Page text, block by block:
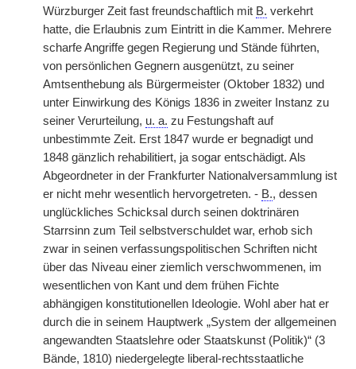
Würzburger Zeit fast freundschaftlich mit B. verkehrt
hatte, die Erlaubnis zum Eintritt in die Kammer. Mehrere
scharfe Angriffe gegen Regierung und Stände führten,
von persönlichen Gegnern ausgenützt, zu seiner
Amtsenthebung als Bürgermeister (Oktober 1832) und
unter Einwirkung des Königs 1836 in zweiter Instanz zu
seiner Verurteilung, u. a. zu Festungshaft auf
unbestimmte Zeit. Erst 1847 wurde er begnadigt und
1848 gänzlich rehabilitiert, ja sogar entschädigt. Als
Abgeordneter in der Frankfurter Nationalversammlung ist
er nicht mehr wesentlich hervorgetreten. - B., dessen
unglückliches Schicksal durch seinen doktrinären
Starrsinn zum Teil selbstverschuldet war, erhob sich
zwar in seinen verfassungspolitischen Schriften nicht
über das Niveau einer ziemlich verschwommenen, im
wesentlichen von Kant und dem frühen Fichte
abhängigen konstitutionellen Ideologie. Wohl aber hat er
durch die in seinem Hauptwerk „System der allgemeinen
angewandten Staatslehre oder Staatskunst (Politik)“ (3
Bände, 1810) niedergelegte liberal-rechtsstaatliche